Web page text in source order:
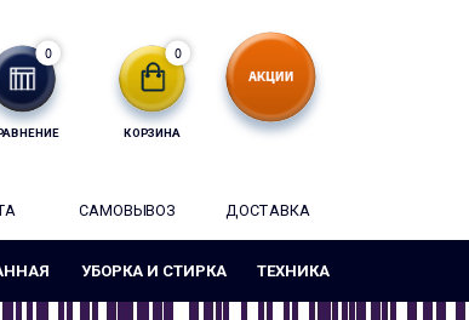
0
КОРЗИНА
0
САМОВЫВОЗ ДОСТАВКА
УБОРКА И СТИРКА ТЕХНИКА